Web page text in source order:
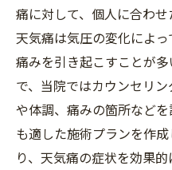
痛に対して、個人に合わせ
天気痛は気圧の変化によっ
痛みを引き起こすことが
で、当院ではカウンセリ
や体調、痛みの箇所など
も適した施術プランを作
り、天気痛の症状を効果